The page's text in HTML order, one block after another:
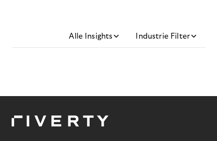
Alle Insights Industrie Filter